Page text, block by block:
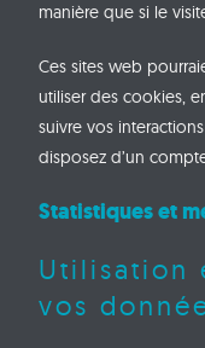
manière que si le
Ces sites web
utiliser des cookies,
suivre vos
disposez d’un
Statistiques et
Utilisation
vos